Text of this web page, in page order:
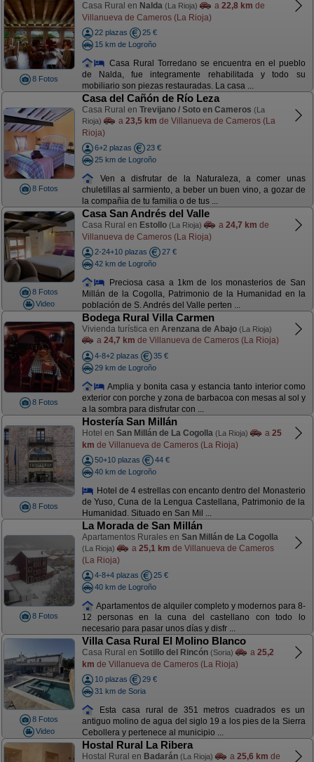
8 Fotos
Casa Rural en Nalda (La Rioja) a 22,8 km de
Villanueva de Cameros (La Rioja)
22 plazas
25 €
15 km de Logroño
Casa Rural Torredano se encuentra en el pueblo
de Nalda, fue integramente rehabilitada y todo su
mobiliario son piezas restauradas. La casa ...
8 Fotos
Casa del Cañón de Río Leza
Casa Rural en Trevijano / Soto en Cameros (La
Rioja)
a 23,5 km de Villanueva de Cameros (La
Rioja)
6+2 plazas
23 €
25 km de Logroño
Ven a disfrutar de la Naturaleza, a comer unas
chuletillas al sarmiento, a beber un buen vino, a gozar de
la compañia de tu familia o de tus ...
8 Fotos
Video
Casa San Andrés del Valle
Casa Rural en Estollo (La Rioja) a 24,7 km de
Villanueva de Cameros (La Rioja)
2-24+10 plazas
27 €
42 km de Logroño
Preciosa casa a 1km de los monasterios de San
Millán de la Cogolla, Patrimonio de la Humanidad en la
población de S. Andrés del Valle perten ...
8 Fotos
Bodega Rural Villa Carmen
Vivienda turística en Arenzana de Abajo (La Rioja)
a 24,7 km de Villanueva de Cameros (La Rioja)
4-8+2 plazas
35 €
29 km de Logroño
Amplia y bonita casa y estancia tanto interior como
exterior con porche y zona de barbacoa con mesas al sol y
a la sombra para disfrutar con ...
8 Fotos
Hostería San Millán
Hotel en San Millán de La Cogolla (La Rioja) a 25
km de Villanueva de Cameros (La Rioja)
50+10 plazas
44 €
40 km de Logroño
Hotel de 4 estrellas con encanto dentro del Monasterio
de Yuso, Cuna de la Lengua Castellana, Patrimonio de la
Humanidad. Situado en San Mil ...
8 Fotos
La Morada de San Millán
Apartamentos Rurales en San Millán de La Cogolla
(La Rioja) a 25,1 km de Villanueva de Cameros
(La Rioja)
4-8+4 plazas
25 €
40 km de Logroño
Apartamentos de alquiler completo y modernos para 8-
12 personas en la cuna del castellano con todo lo
necesario para pasar unos días y disfr ...
8 Fotos
Video
Villa Casa Rural El Molino Blanco
Casa Rural en Sotillo del Rincón (Soria) a 25,2
km de Villanueva de Cameros (La Rioja)
10 plazas
29 €
31 km de Soria
Esta casa rural de 351 metros cuadrados es un
antiguo molino de agua del siglo 19 a los pies de la Sierra
Cebollera y pertenece al municipio ...
Hostal Rural La Ribera
Hostal Rural en Badarán (La Rioja) a 25,6 km de